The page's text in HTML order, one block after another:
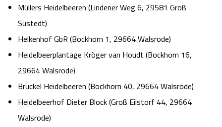
Müllers Heidelbeeren (Lindener Weg 6, 29581 Groß
Süstedt)
Helkenhof GbR (Bockhorn 1, 29664 Walsrode)
Heidelbeerplantage Kröger van Houdt (Bockhorn 16,
29664 Walsrode)
Brückel Heidelbeeren (Bockhorn 40, 29664 Walsrode)
Heidelbeerhof Dieter Block (Groß Eilstorf 44, 29664
Walsrode)